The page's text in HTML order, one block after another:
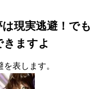
は現実逃避！でも
きますよ
表します。